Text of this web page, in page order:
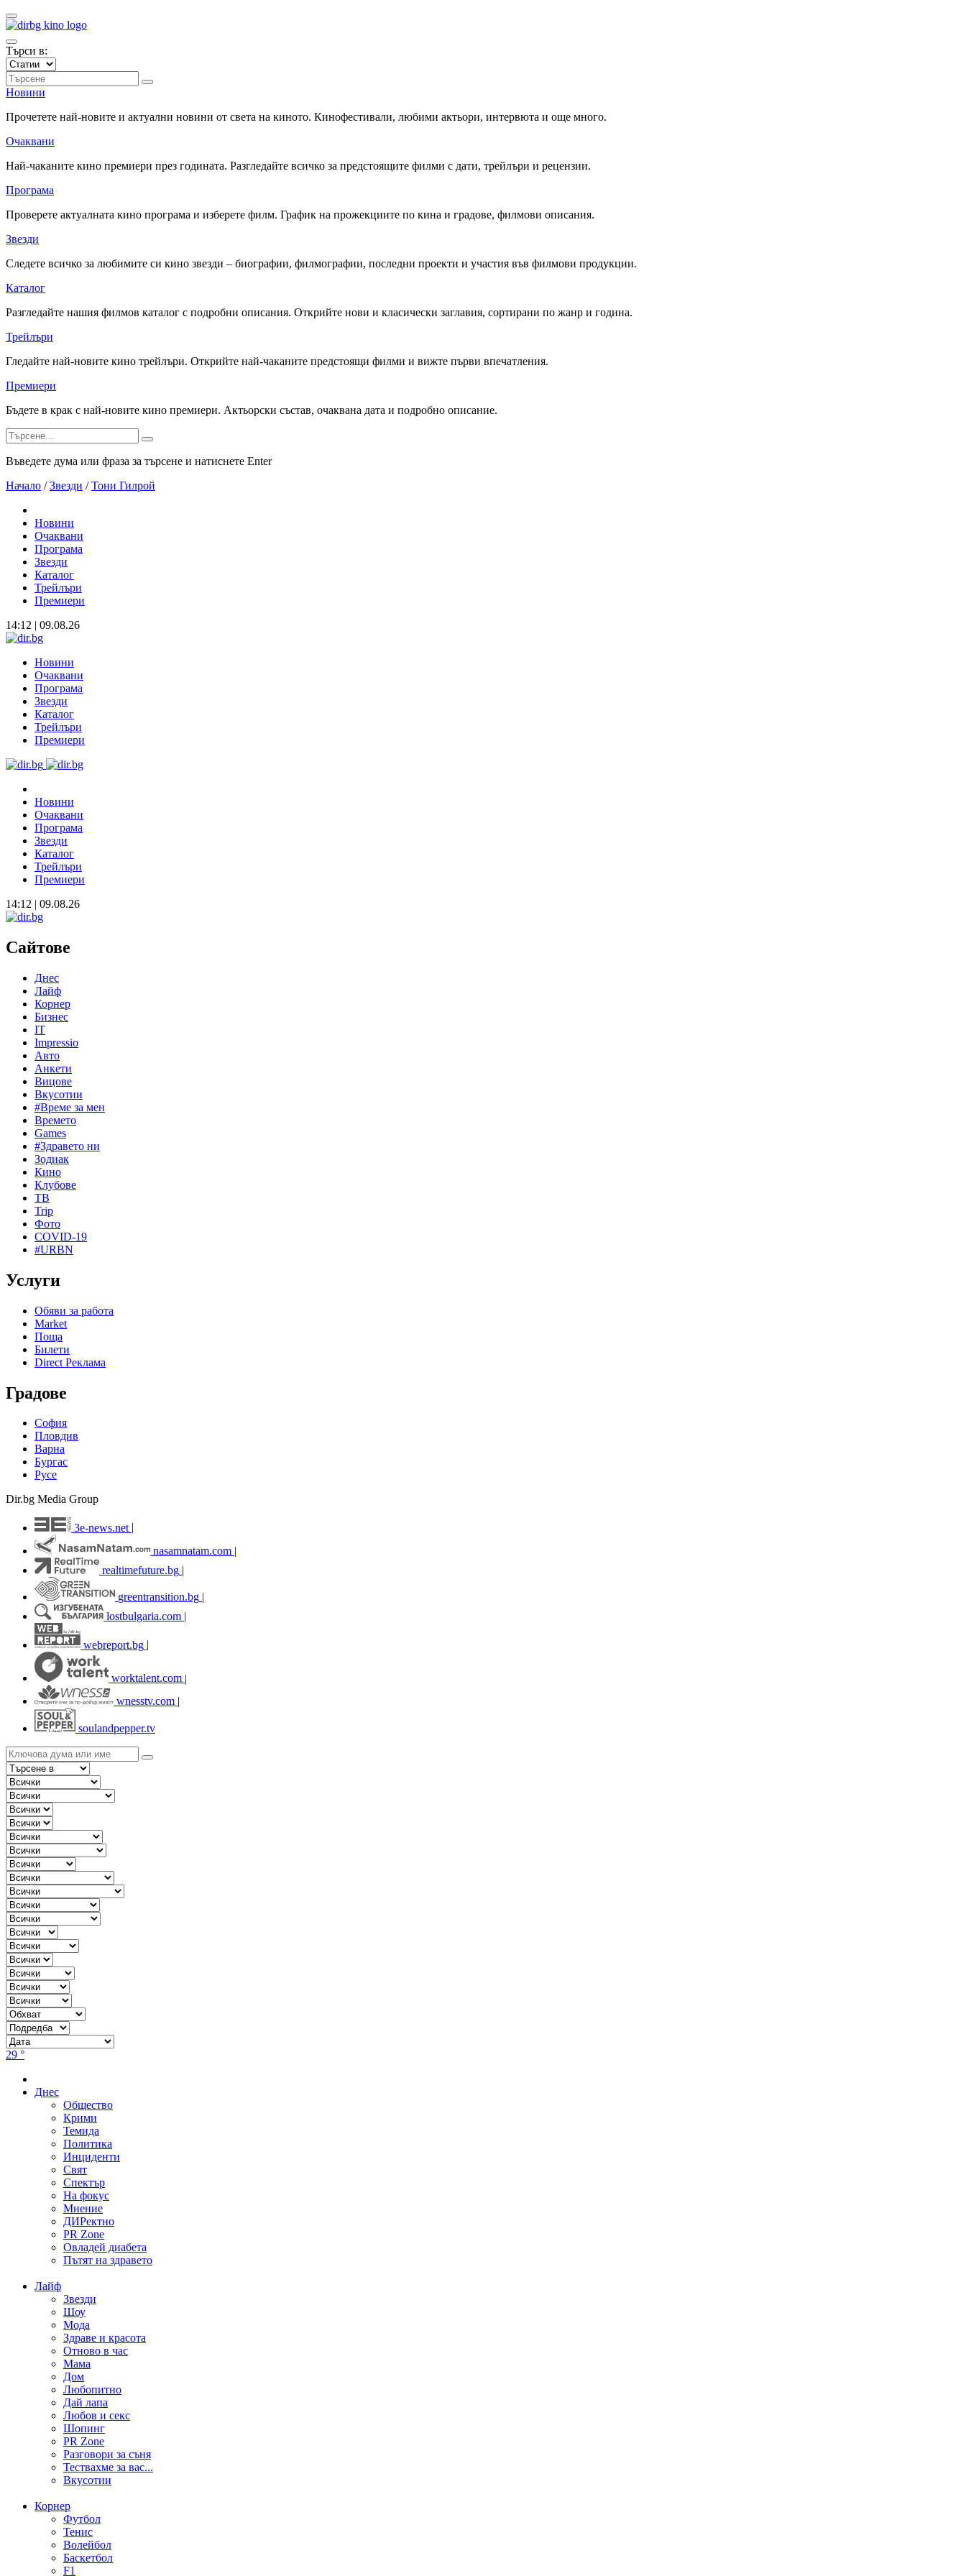
Търси в:
Новини
Прочетете най-новите и актуални новини от света на киното. Кинофестивали, любими актьори, интервюта и още много.
Очаквани
Най-чаканите кино премиери през годината. Разгледайте всичко за предстоящите филми с дати, трейлъри и рецензии.
Програма
Проверете актуалната кино програма и изберете филм. График на прожекциите по кина и градове, филмови описания.
Звезди
Следете всичко за любимите си кино звезди – биографии, филмографии, последни проекти и участия във филмови продукции.
Каталог
Разгледайте нашия филмов каталог с подробни описания. Открийте нови и класически заглавия, сортирани по жанр и година.
Трейлъри
Гледайте най-новите кино трейлъри. Открийте най-чаканите предстоящи филми и вижте първи впечатления.
Премиери
Бъдете в крак с най-новите кино премиери. Актьорски състав, очаквана дата и подробно описание.
Въведете дума или фраза за търсене и натиснете Enter
Начало / Звезди / Тони Гилрой
Новини
Очаквани
Програма
Звезди
Каталог
Трейлъри
Премиери
14:12 | 09.08.26
Новини
Очаквани
Програма
Звезди
Каталог
Трейлъри
Премиери
Новини
Очаквани
Програма
Звезди
Каталог
Трейлъри
Премиери
14:12 | 09.08.26
Сайтове
Днес
Лайф
Корнер
Бизнес
IT
Impressio
Авто
Анкети
Вицове
Вкусотии
#Време за мен
Времето
Games
#Здравето ни
Зодиак
Кино
Клубове
ТВ
Trip
Фото
COVID-19
#URBN
Услуги
Обяви за работа
Market
Поща
Билети
Direct Реклама
Градове
София
Пловдив
Варна
Бургас
Русе
Dir.bg Media Group
3e-news.net
nasamnatam.com |
realtimefuture.bg |
greentransition.bg |
lostbulgaria.com |
webreport.bg
worktalent.com |
wnesstv.com |
soulandpepper.tv
29 °
Днес
Общество
Крими
Темида
Политика
Инциденти
Свят
Спектър
На фокус
Мнение
ДИРектно
PR Zone
Овладей диабета
Пътят на здравето
Лайф
Звезди
Шоу
Мода
Здраве и красота
Отново в час
Мама
Дом
Любопитно
Дай лапа
Любов и секс
Шопинг
PR Zone
Разговори за съня
Тествахме за вас...
Вкусотии
Корнер
Футбол
Тенис
Волейбол
Баскетбол
F1